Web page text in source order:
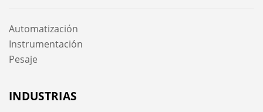
Automatización
Instrumentación
Pesaje
INDUSTRIAS